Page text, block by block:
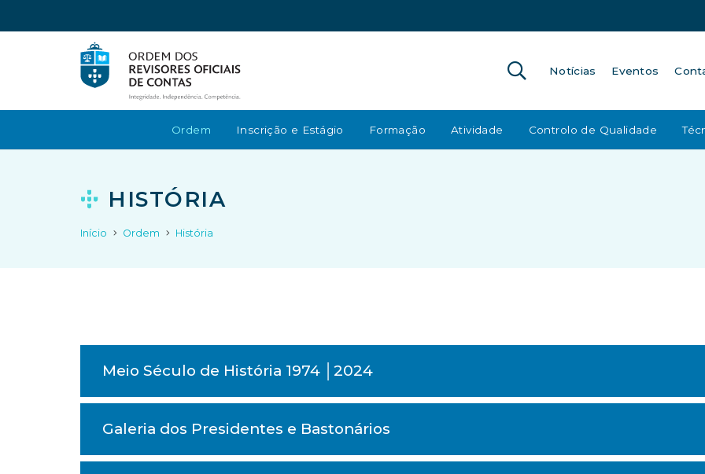
Notícias Eventos
Ordem Inscrição e Estágio Formação Atividade Controlo de Qualidade
HISTÓRIA
Início Ordem História
Meio Século de História 1974 │2024
Galeria dos Presidentes e Bastonários